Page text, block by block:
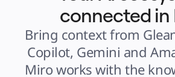
connected in
Bring context from
Copilot, Gemini and
Miro works with the